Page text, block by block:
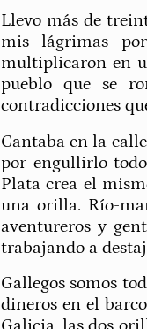
Llevo más de
mis lágrimas
multiplicaron en
pueblo que se
contradicciones
Cantaba en la
por engullirlo
Plata crea el
una orilla. Río-
aventureros y
trabajando a
Gallegos somos
dineros en el